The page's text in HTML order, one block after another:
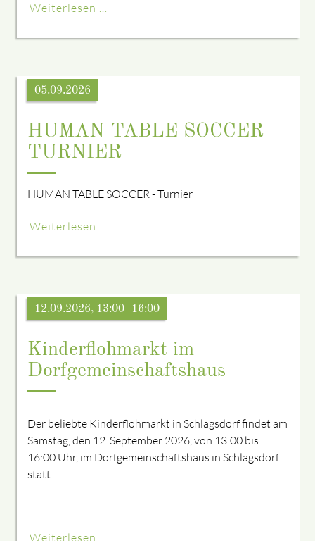
Weiterlesen …
HUMAN TABLE SOCCER
TURNIER
05.09.2026
HUMAN TABLE SOCCER - Turnier
Weiterlesen …
Kinderflohmarkt im
Dorfgemeinschaftshaus
12.09.2026, 13:00–16:00
Der beliebte Kinderflohmarkt in Schlagsdorf findet am
Samstag, den 12. September 2026, von 13:00 bis
16:00 Uhr, im Dorfgemeinschaftshaus in Schlagsdorf
statt.
Weiterlesen …